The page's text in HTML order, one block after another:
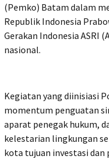
(Pemko) Batam dalam
Republik Indonesia
Gerakan Indonesia ASRI
nasional.
Kegiatan yang diinisiasi
momentum penguatan
aparat penegak hukum,
kelestarian lingkungan
kota tujuan investasi dan